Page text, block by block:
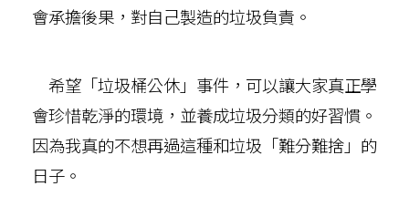
會承擔後果，對自己製造的垃圾負責。
希望「垃圾桶公休」事件，可以讓大家真正學
會珍惜乾淨的環境，並養成垃圾分類的好習慣。
因為我真的不想再過這種和垃圾「難分難捨」的
日子。